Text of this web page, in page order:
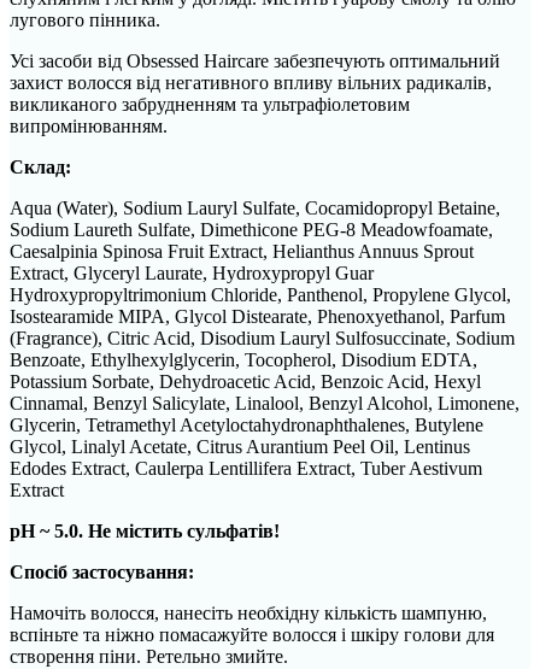
лугового пінника.
Усі засоби від Obsessed Haircare забезпечують оптимальний
захист волосся від негативного впливу вільних радикалів,
викликаного забрудненням та ультрафіолетовим
випромінюванням.
Склад:
Aqua (Water), Sodium Lauryl Sulfate, Cocamidopropyl Betaine,
Sodium Laureth Sulfate, Dimethicone PEG-8 Meadowfoamate,
Caesalpinia Spinosa Fruit Extract, Helianthus Annuus Sprout
Extract, Glyceryl Laurate, Hydroxypropyl Guar
Hydroxypropyltrimonium Chloride, Panthenol, Propylene Glycol,
Isostearamide MIPA, Glycol Distearate, Phenoxyethanol, Parfum
(Fragrance), Citric Acid, Disodium Lauryl Sulfosuccinate, Sodium
Benzoate, Ethylhexylglycerin, Tocopherol, Disodium EDTA,
Potassium Sorbate, Dehydroacetic Acid, Benzoic Acid, Hexyl
Cinnamal, Benzyl Salicylate, Linalool, Benzyl Alcohol, Limonene,
Glycerin, Tetramethyl Acetyloctahydronaphthalenes, Butylene
Glycol, Linalyl Acetate, Citrus Aurantium Peel Oil, Lentinus
Edodes Extract, Caulerpa Lentillifera Extract, Tuber Aestivum
Extract
pH ~ 5.0. Не містить сульфатів!
Спосіб застосування:
Намочіть волосся, нанесіть необхідну кількість шампуню,
вспіньте та ніжно помасажуйте волосся і шкіру голови для
створення піни. Ретельно змийте.